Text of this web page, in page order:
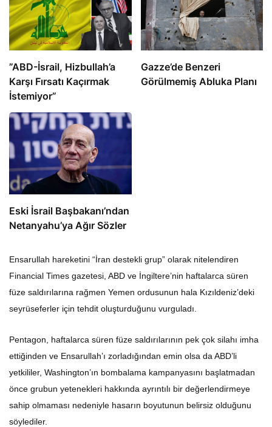
​​​​​​​”ABD-İsrail, Hizbullah’a
Karşı Fırsatı Kaçırmak
İstemiyor”
​​​​​​​Gazze’de Benzeri
Görülmemiş Abluka Planı
Eski İsrail Başbakanı’ndan
Netanyahu’ya Ağır Sözler
Ensarullah hareketini “İran destekli grup” olarak nitelendiren
Financial Times gazetesi, ABD ve İngiltere’nin haftalarca süren
füze saldırılarına rağmen Yemen ordusunun hala Kızıldeniz’deki
seyrüseferler için tehdit oluşturduğunu vurguladı.
Pentagon, haftalarca süren füze saldırılarının pek çok silahı imha
ettiğinden ve Ensarullah’ı zorladığından emin olsa da ABD’li
yetkililer, Washington’ın bombalama kampanyasını başlatmadan
önce grubun yetenekleri hakkında ayrıntılı bir değerlendirmeye
sahip olmaması nedeniyle hasarın boyutunun belirsiz olduğunu
söylediler.